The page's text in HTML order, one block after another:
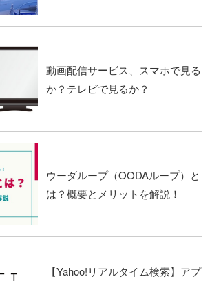
動画配信サービス、スマホで見る
か？テレビで見るか？
ウーダループ（OODAループ）と
は？概要とメリットを解説！
【Yahoo!リアルタイム検索】アプ